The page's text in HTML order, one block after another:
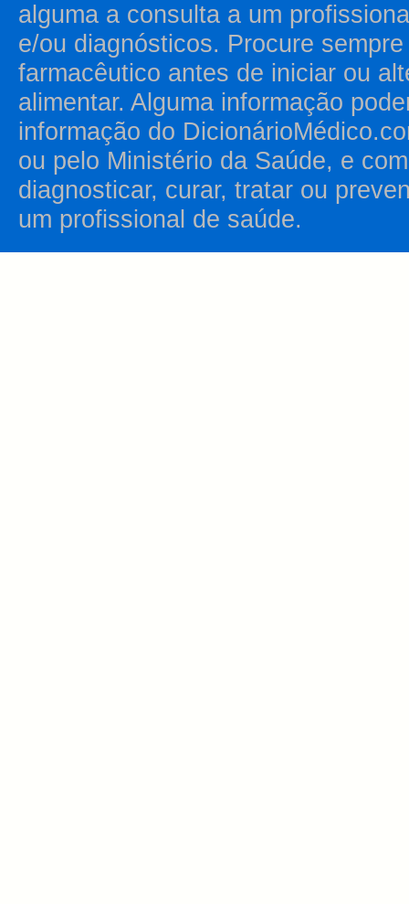
alguma a consulta a um
e/ou diagnósticos. Procure
farmacêutico antes de iniciar ou
alimentar. Alguma informação
informação do
ou pelo Ministério da Saúde, e
diagnosticar, curar, tratar ou
um profissional de saúde.